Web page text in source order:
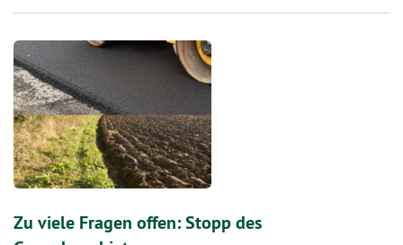
Zu viele Fragen offen: Stopp des